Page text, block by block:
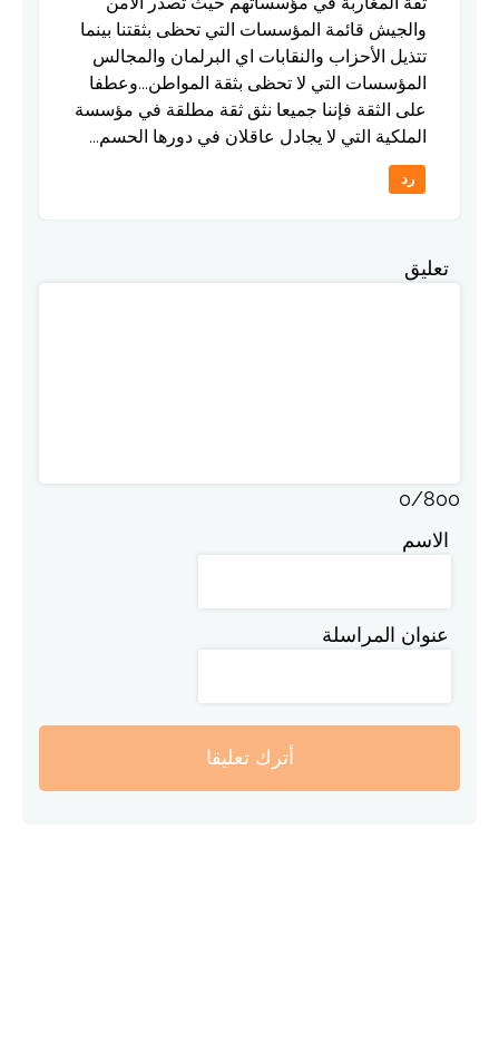
والجيش قائمة المؤسسات التي تحظى بثقتنا بينما
تتذيل الأحزاب والنقابات اي البرلمان والمجالس
المؤسسات التي لا تحظى بثقة المواطن...وعطفا
على الثقة فإننا جميعا نثق ثقة مطلقة في مؤسسة
الملكية التي لا يجادل عاقلان في دورها الحسم...
رد
تعليق
0/800
الاسم
عنوان المراسلة
أترك تعليقا